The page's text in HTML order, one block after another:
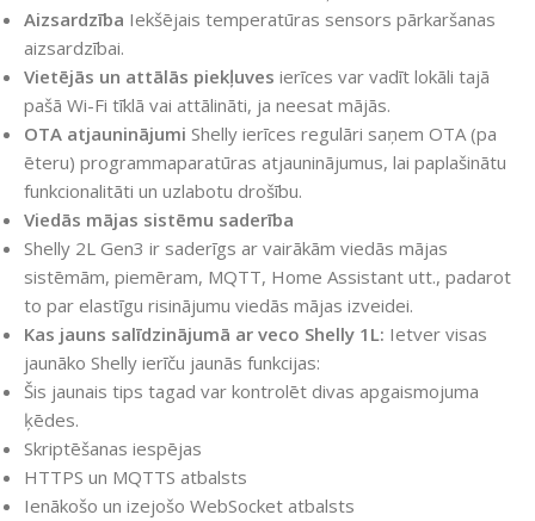
Aizsardzība Iekšējais temperatūras sensors pārkaršanas
aizsardzībai.
Vietējās un attālās piekļuves ierīces var vadīt lokāli tajā
pašā Wi-Fi tīklā vai attālināti, ja neesat mājās.
OTA atjauninājumi Shelly ierīces regulāri saņem OTA (pa
ēteru) programmaparatūras atjauninājumus, lai paplašinātu
funkcionalitāti un uzlabotu drošību.
Viedās mājas sistēmu saderība
Shelly 2L Gen3 ir saderīgs ar vairākām viedās mājas
sistēmām, piemēram, MQTT, Home Assistant utt., padarot
to par elastīgu risinājumu viedās mājas izveidei.
Kas jauns salīdzinājumā ar veco Shelly 1L: Ietver visas
jaunāko Shelly ierīču jaunās funkcijas:
Šis jaunais tips tagad var kontrolēt divas apgaismojuma
ķēdes.
Skriptēšanas iespējas
HTTPS un MQTTS atbalsts
Ienākošo un izejošo WebSocket atbalsts